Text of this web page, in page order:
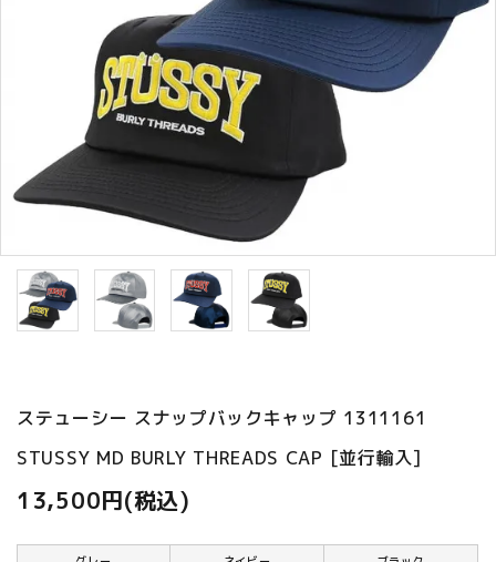
お買い物ガイド
ご利用ガイド
プライバシーポリシー
特定商取引法について
お問い合わせ
ステューシー スナップバックキャップ 1311161
STUSSY MD BURLY THREADS CAP [並行輸入]
13,500円(税込)